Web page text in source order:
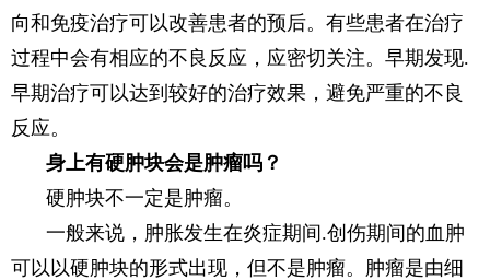
向和免疫治疗可以改善患者的预后。有些患者在治疗
过程中会有相应的不良反应，应密切关注。早期发现.
早期治疗可以达到较好的治疗效果，避免严重的不良
反应。
身上有硬肿块会是肿瘤吗？
硬肿块不一定是肿瘤。
一般来说，肿胀发生在炎症期间.创伤期间的血肿
可以以硬肿块的形式出现，但不是肿瘤。肿瘤是由细